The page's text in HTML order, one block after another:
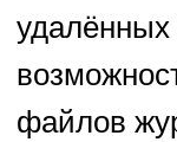
удалённых
файлов